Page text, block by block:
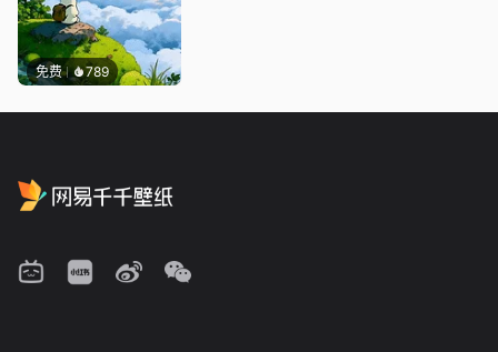
免费 789